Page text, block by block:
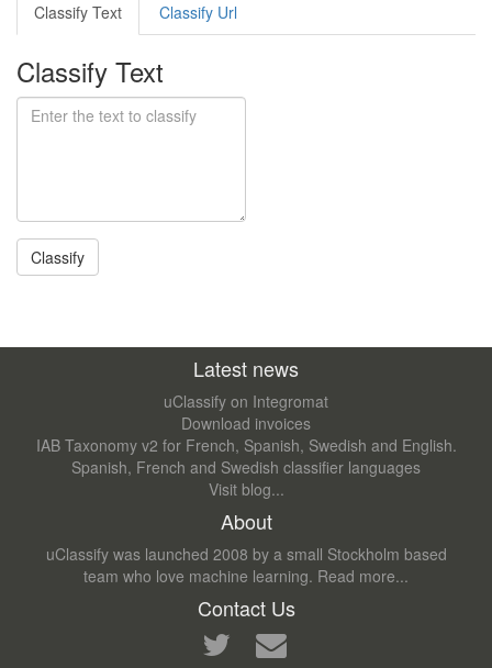
Classify Text Classify Url
Classify Text
Latest news
uClassify on Integromat
Download invoices
IAB Taxonomy v2 for French, Spanish, Swedish and English.
Spanish, French and Swedish classifier languages
Visit blog...
About
uClassify was launched 2008 by a small Stockholm based
team who love machine learning. Read more...
Contact Us